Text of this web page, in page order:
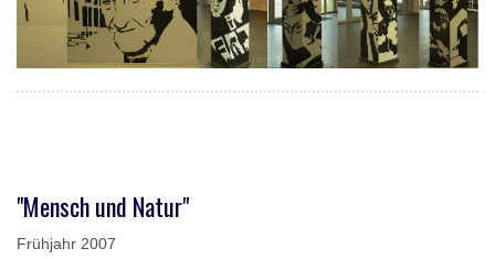
"Mensch und Natur"
Frühjahr 2007